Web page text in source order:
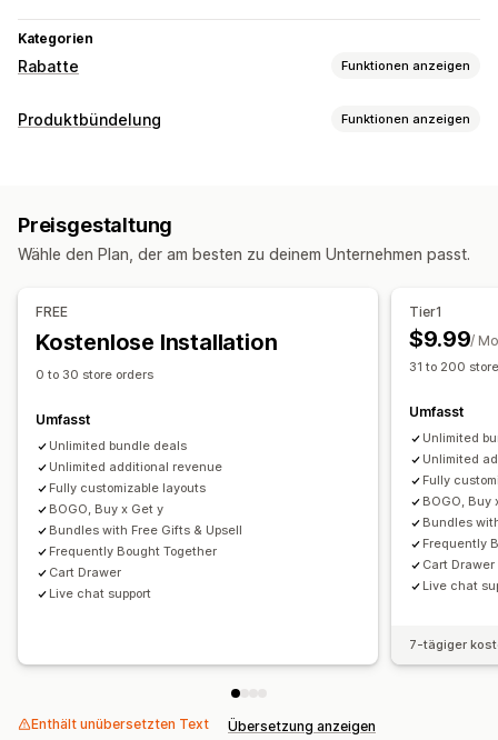
Kategorien
Rabatte Funktionen anzeigen
Rabatt-Typen
Kostenloser Versand
Geschenke Produkt-Bundles
Upselling-Rabatte
Rabatte verwalten
Währungsumrechnung
Analysen
Produktbündelung Funktionen anzeigen
Bundles mit unendlich vielen Möglichkeiten
Zusammenstellen einer Box
Geschenkboxen
Häufig zusammen gekauft
Digitale Produkte
Physische Produkte
Individuelle Bundles
Die Preise kannst du festlegen
Feste Preisgestaltung
Mengenstaffelungen
Rabatte
Pauschalrabatte
Warenkorbrabatte
Kostenloser Versand BOGO
Großhandelspreise
Dynamische Preise Individuelle Preise
Preisgestaltung
Wähle den Plan, der am besten zu deinem Unternehmen passt.
FREE
Kostenlose Installation
0 to 30 store orders
Umfasst
Unlimited bundle deals
Unlimited additional revenue
Fully customizable layouts
BOGO, Buy x Get y
Bundles with Free Gifts & Upsell
Frequently Bought Together
Cart Drawer
Live chat support
Tier1
$9.99/
31 to 200
Umfasst
Unlimited
Unlimited
Fully
BOGO, Buy
Bundles
Frequently
Cart Drawer
Live chat
7-tägiger
Enthält unübersetzten Text Übersetzung anzeigen